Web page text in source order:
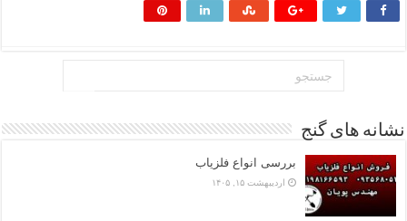
نشانه های گنج
بررسی انواع فلزیاب
اردیبهشت ۱۵, ۱۴۰۵